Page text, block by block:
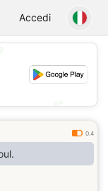
Accedi
0.4